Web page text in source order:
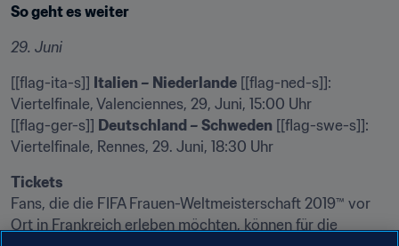
So geht es weiter
29. Juni
[[flag-ita-s]] Italien – Niederlande [[flag-ned-s]]:
Viertelfinale, Valenciennes, 29, Juni, 15:00 Uhr
[[flag-ger-s]] Deutschland – Schweden [[flag-swe-s]]:
Viertelfinale, Rennes, 29. Juni, 18:30 Uhr
Tickets
Fans, die die FIFA Frauen-Weltmeisterschaft 2019™ vor
Ort in Frankreich erleben möchten, können für die